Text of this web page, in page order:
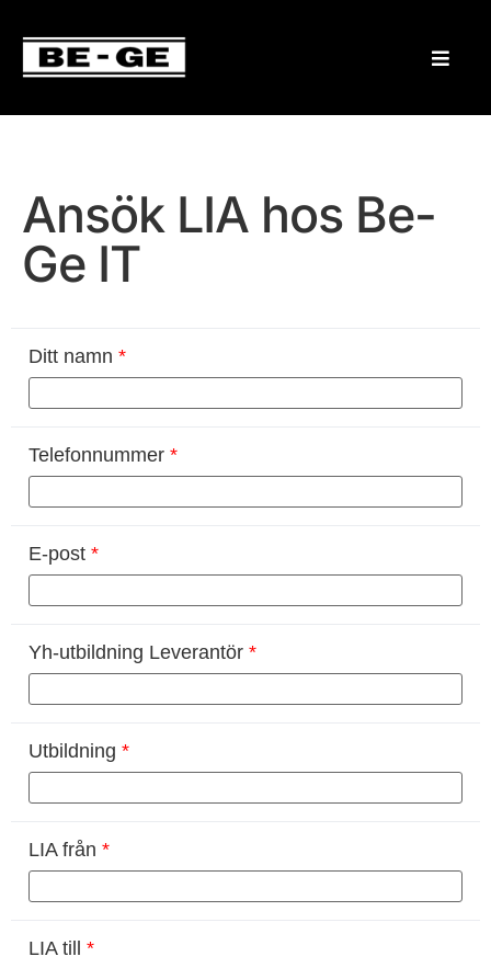
Ansök LIA hos Be-
Ge IT
Ditt namn *
Telefonnummer *
E-post *
Yh-utbildning Leverantör *
Utbildning *
LIA från *
LIA till *